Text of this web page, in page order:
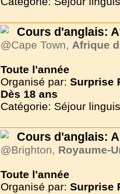
Cours d'anglais:
@Cape Town, Afrique
Toute l'année
Organisé par: Surprise
Dès 18 ans
Catégorie: Séjour
Cours d'anglais:
@Brighton, Royaume-
Toute l'année
Organisé par: Surprise